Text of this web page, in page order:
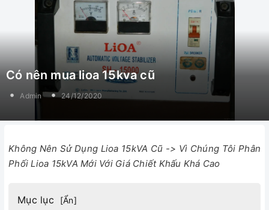
Có nên mua lioa 15kva cũ
Admin 24/12/2020
Không Nên Sử Dụng Lioa 15kVA Cũ -> Vì Chúng Tôi Phân
Phối Lioa 15kVA Mới Với Giá Chiết Khấu Khá Cao
Mục lục [Ẩn]